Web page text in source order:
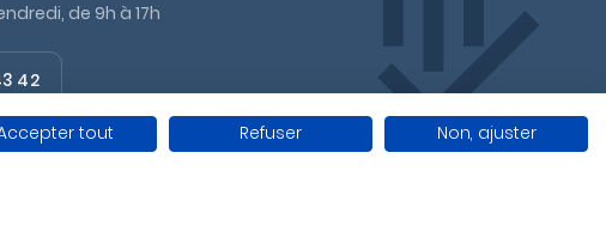
de 9h à 17h
42
tout Refuser Non, ajuster